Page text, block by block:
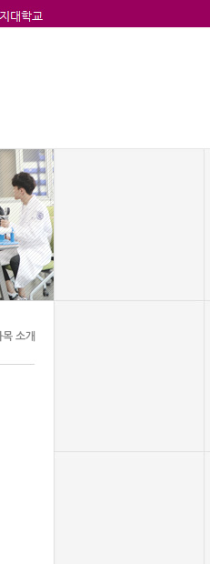
목 소개